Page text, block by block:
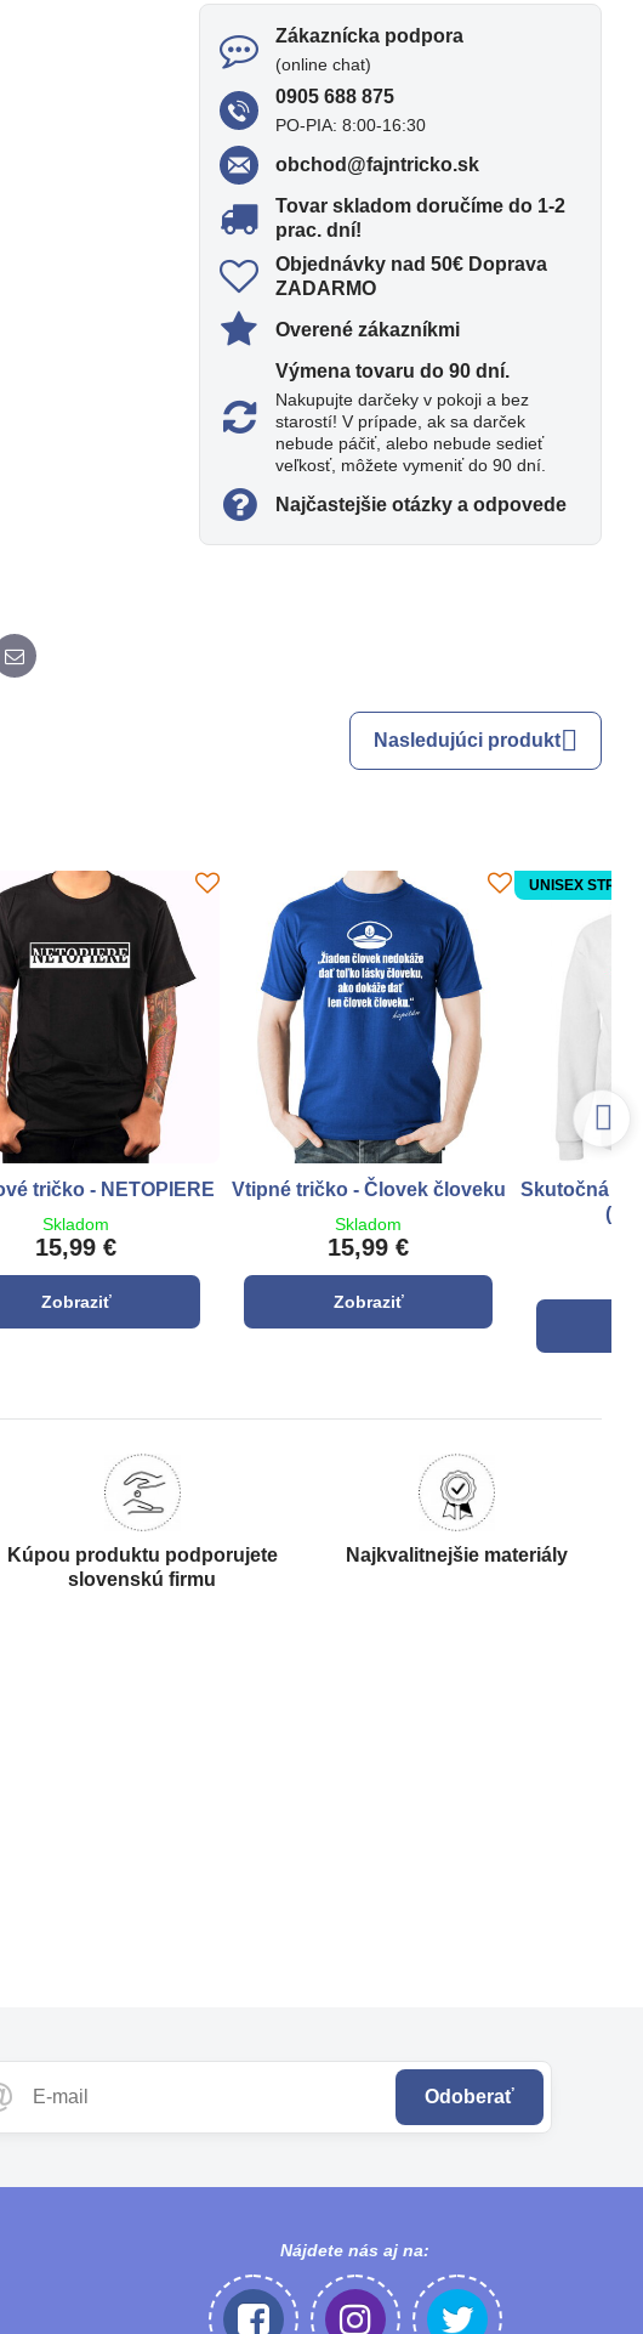
Zákaznícka podpora
(online chat)
0905 688 875
PO-PIA: 8:00-16:30
obchod​@fajntricko​.sk
Tovar skladom doručíme do 1-2
prac​. dní!
Objednávky nad 50€ Doprava
ZADARMO
Overené zákazníkmi
Výmena tovaru do 90 dní​.
Nakupujte darčeky v pokoji a bez
starostí! V prípade, ak sa darček
nebude páčiť, alebo nebude sedieť
veľkosť, môžete vymeniť do 90 dní.
Najčastejšie otázky a odpovede
E-
mail
Nasledujúci produkt
tričko - NETOPIERE
Skladom
15,99 €
Zobraziť
Vtipné tričko - Človek človeku
Skladom
15,99 €
Zobraziť
UNISEX STRIH
Skutočná
Kúpou produktu podporujete
slovenskú firmu
Najkvalitnejšie materiály
Odoberať
Nájdete nás aj na: